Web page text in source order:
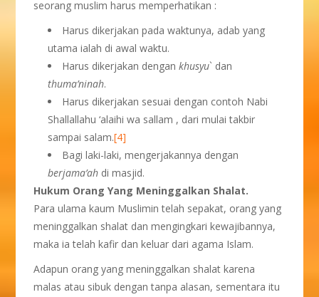
seorang muslim harus memperhatikan :
Harus dikerjakan pada waktunya, adab yang
utama ialah di awal waktu.
Harus dikerjakan dengankhusyu` dan
thuma’ninah.
Harus dikerjakan sesuai dengan contoh Nabi
Shallallahu ‘alaihi wa sallam , dari mulai takbir
sampai salam.[4]
Bagi laki-laki, mengerjakannya dengan
berjama’ah di masjid.
Hukum Orang Yang Meninggalkan Shalat.
Para ulama kaum Muslimin telah sepakat, orang yang
meninggalkan shalat dan mengingkari kewajibannya,
maka ia telah kafir dan keluar dari agama Islam.
Adapun orang yang meninggalkan shalat karena
malas atau sibuk dengan tanpa alasan, sementara itu